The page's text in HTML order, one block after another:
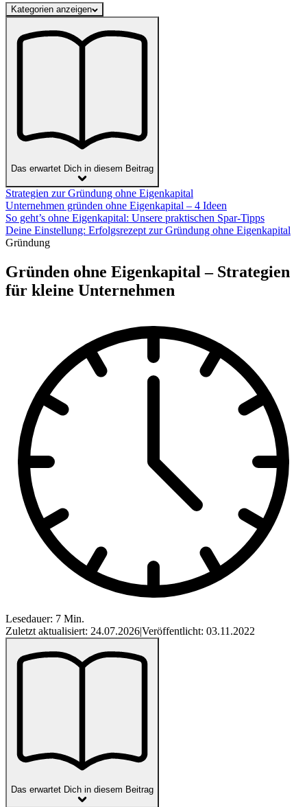
Kategorien anzeigen
Das erwartet Dich in diesem Beitrag
Strategien zur Gründung ohne Eigenkapital
Unternehmen gründen ohne Eigenkapital – 4 Ideen
So geht’s ohne Eigenkapital: Unsere praktischen Spar-Tipps
Deine Einstellung: Erfolgsrezept zur Gründung ohne Eigenkapital
Gründung
Gründen ohne Eigenkapital – Strategien
für kleine Unternehmen
Lesedauer: 7 Min.
Zuletzt aktualisiert: 24.07.2026|Veröffentlicht: 03.11.2022
Das erwartet Dich in diesem Beitrag